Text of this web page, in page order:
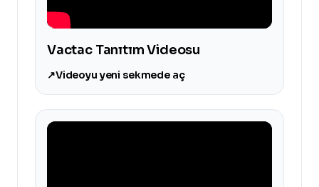
Vactac Tanıtım Videosu
↗Videoyu yeni sekmede aç